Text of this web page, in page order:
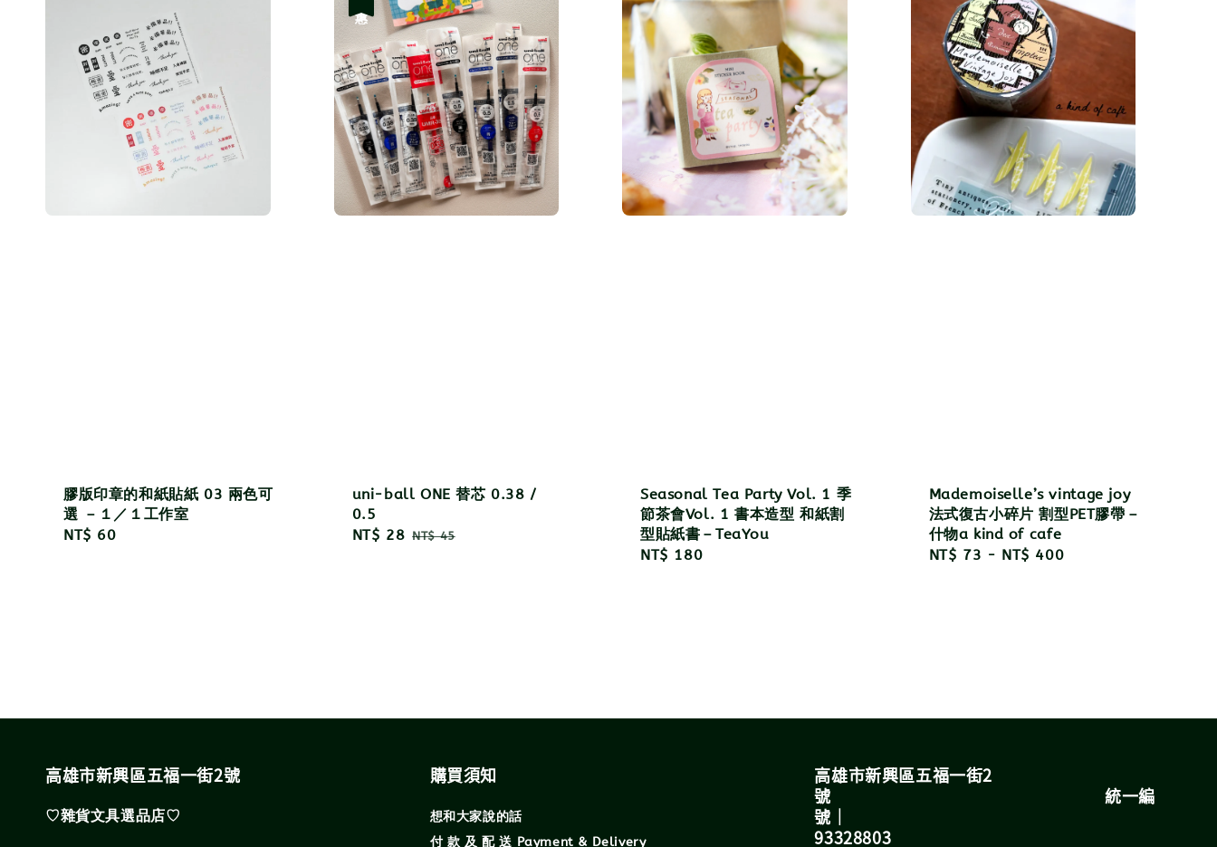
膠版印章的和紙貼紙 03 兩色可
選 －１／１工作室
Regular
NT$ 60
uni-ball ONE 替芯 0.38 /
0.5
Sale
NT$ 28 Regular
NT$ 45
Seasonal Tea Party Vol. 1 季
節茶會Vol. 1 書本造型 和紙割
型貼紙書－TeaYou
Regular
NT$ 180
Mademoiselle’s vintage joy
法式復古小碎片 割型PET膠帶－
什物a kind of cafe
Regular
NT$ 73 - NT$ 400
高雄市新興區五福一街2號
♡雜貨文具選品店♡
購買須知
想和大家說的話
付 款 及 配 送 Payment & Delivery
高雄市新興區五福一街2
號 統一編
號｜
93328803